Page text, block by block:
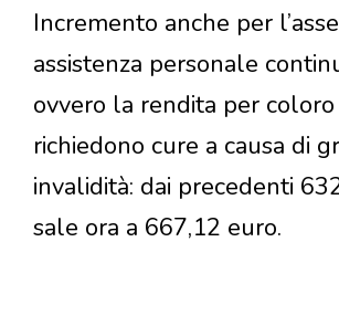
Incremento anche per
assistenza personale
ovvero la rendita per coloro
richiedono cure a causa di
invalidità: dai precedenti
sale ora a 667,12 euro.